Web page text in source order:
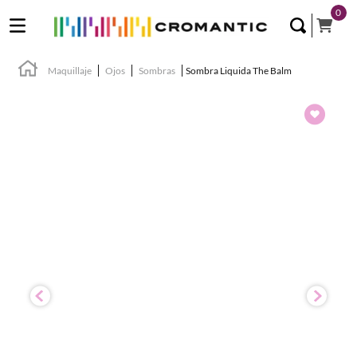
0
Maquillaje Ojos Sombras Sombra Liquida The Balm